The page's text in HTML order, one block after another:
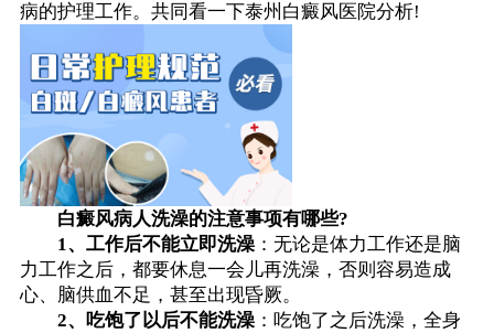
病的护理工作。共同看一下泰州白癜风医院分析!
白癜风病人洗澡的注意事项有哪些?
1、工作后不能立即洗澡：无论是体力工作还是脑
力工作之后，都要休息一会儿再洗澡，否则容易造成
心、脑供血不足，甚至出现昏厥。
2、吃饱了以后不能洗澡：吃饱了之后洗澡，全身